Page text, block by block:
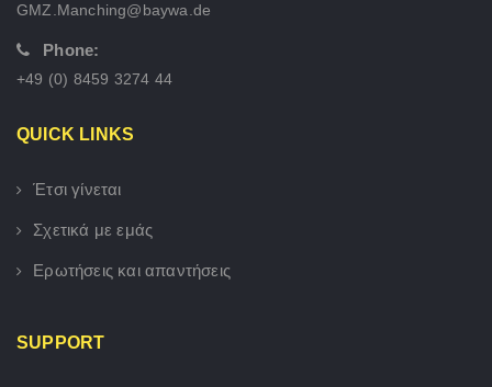
GMZ.Manching@baywa.de
Phone:
+49 (0) 8459 3274 44
QUICK LINKS
Έτσι γίνεται
Σχετικά με εμάς
Ερωτήσεις και απαντήσεις
SUPPORT